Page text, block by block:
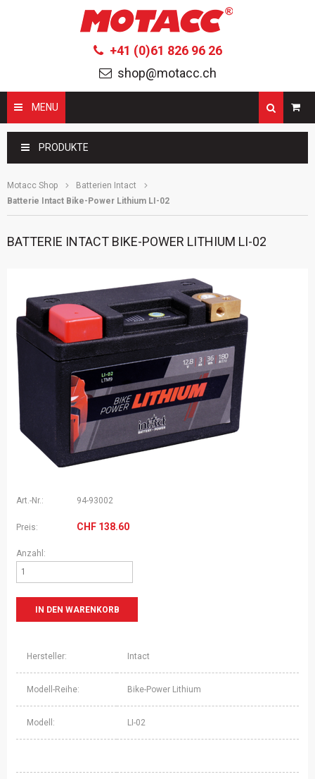
+41 (0)61 826 96 26
shop@motacc.ch
MENU Suchbegriffe
PRODUKTE
Motacc Shop
Batterien Intact
Batterie Intact Bike-Power Lithium LI-02
BATTERIE INTACT BIKE-POWER LITHIUM LI-02
Art.-Nr.: 94-93002
Preis: CHF 138.60
Anzahl:
Hersteller: Intact
Modell-Reihe: Bike-Power Lithium
Modell: LI-02